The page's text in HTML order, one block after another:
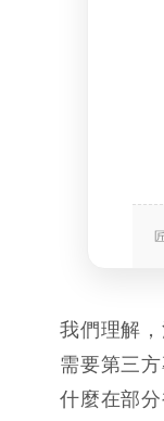
我們理解
需要第三
什麼在部